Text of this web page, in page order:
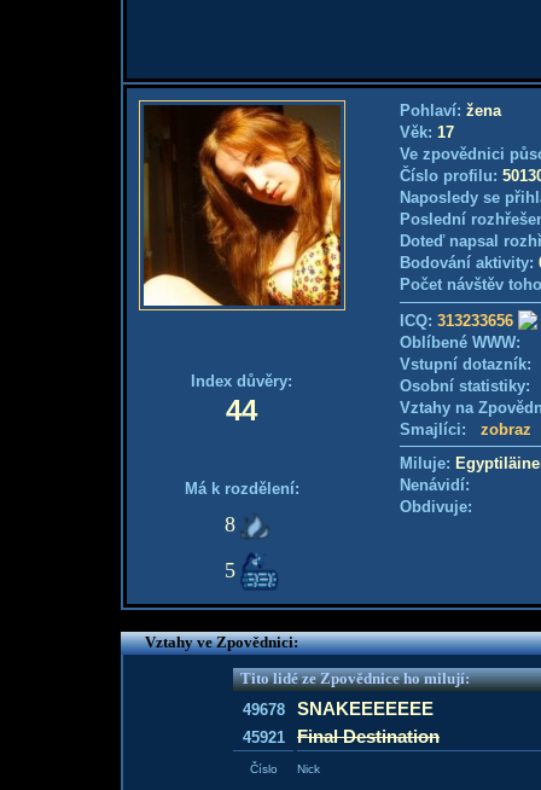
Index důvěry:
44
Má k rozdělení:
8
5
Pohlaví: žena
Věk: 17
Ve zpovědnici
Číslo profilu:
Naposledy se
Poslední
Doteď napsal
Bodování aktivity:
Počet návštěv
ICQ: 313233656
Oblíbené WWW:
Vstupní
Osobní
Vztahy na
Smajlíci: zobraz
Miluje:
Nenávidí:
Obdivuje:
Vztahy ve Zpovědnici:
Tito lidé ze Zpovědnice ho milují:
49678
SNAKEEEEEEE
45921 Final Destination
Číslo Nick